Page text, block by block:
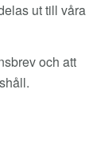
ut till våra
och att